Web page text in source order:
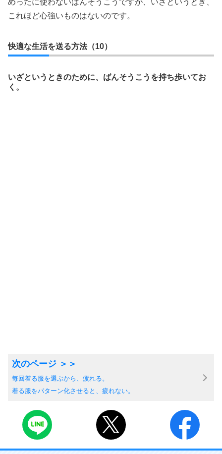
これほど心強いものはないのです。
快適な生活を送る方法（10）
いざというときのために、ばんそうこうを持ち歩いてお
く。
毎回着る服を選ぶから、疲れる。
着る服をパターン化させると、疲れない。